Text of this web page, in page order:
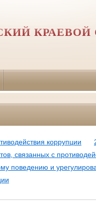
КРАЕВОЙ
коррупции
связанных с
поведению и